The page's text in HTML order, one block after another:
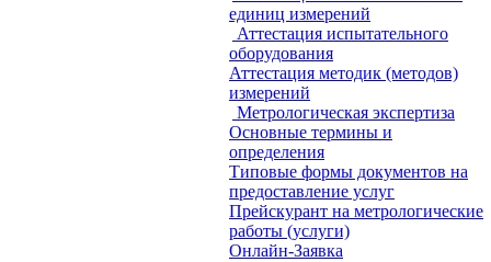
единиц измерений
Аттестация испытательного
оборудования
Аттестация методик (методов)
измерений
Метрологическая экспертиза
Основные термины и
определения
Типовые формы документов на
предоставление услуг
Прейскурант на метрологические
работы (услуги)
Онлайн-Заявка